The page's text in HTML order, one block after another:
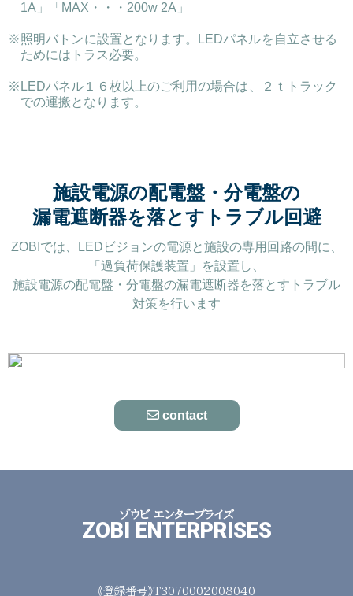
1A」「MAX・・・200w 2A」
※照明バトンに設置となります。LEDパネルを自立させる
ためにはトラス必要。
※LEDパネル１６枚以上のご利用の場合は、２ｔトラック
での運搬となります。
施設電源の配電盤・分電盤の
漏電遮断器を落とすトラブル回避
ZOBIでは、LEDビジョンの電源と施設の専用回路の間に、
「過負荷保護装置」を設置し、
施設電源の配電盤・分電盤の漏電遮断器を落とすトラブル
対策を行います
contact
ゾウビ エンタープライズ
ZOBI ENTERPRISES
《登録番号》T3070002008040